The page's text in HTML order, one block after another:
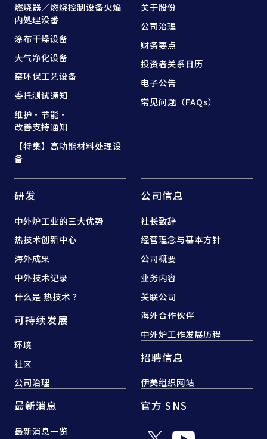
燃烧器／燃烧控制设备火焔
内処理没番
涂布干燥设备
大气净化设备
窑环保工艺设备
委托测试通知
维护·节能·
改善支持通知
【特集】高功能材料处理设
备
关于股份
公司治理
财务要点
投资者关系日历
电子公告
常见问题（FAQs）
研发
中外炉工业的三大优势
热技术创新中心
海外成果
中外技术记录
什么是 热技术 ？
可持续发展
环境
社区
公司治理
最新消息
最新消息一览
公司信息
社长致辞
经营理念与基本方针
公司概要
业务内容
关联公司
海外合作伙伴
中外炉工作发展历程
招聘信息
伊美组织网站
官方 SNS